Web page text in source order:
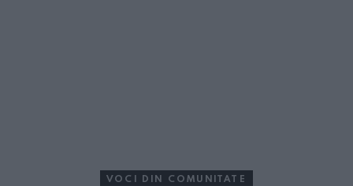
VOCI DIN COMUNITATE